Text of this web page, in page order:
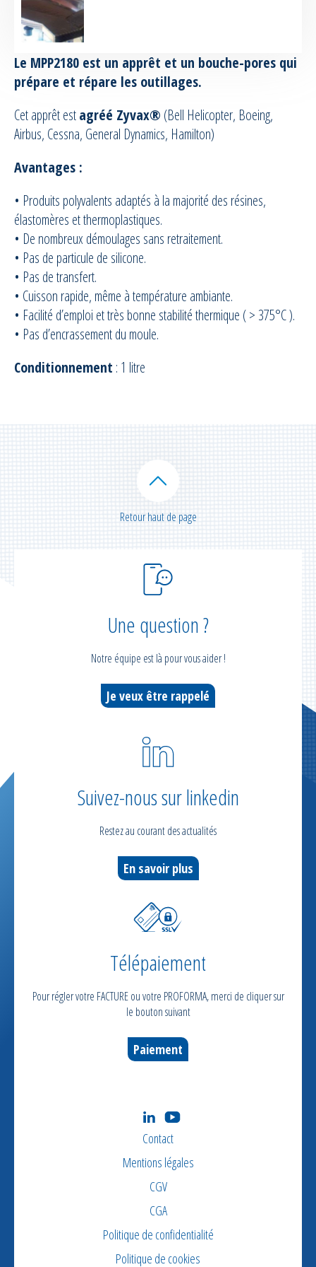
Equipement de pulvérisation silicone
Accessoires moules et machines de
pulvérisation
Equipement RTM & Infusion
Accessoires RTM
Equipement pour le vide
Tubes et Tuyaux
Confection / Kitting
Maintenance | Formation
Le MPP2180 est un apprêt et un bouche-pores qui
prépare et répare les outillages.
Cet apprêt estagréé Zyvax® (Bell Helicopter, Boeing,
Airbus, Cessna, General Dynamics, Hamilton)
Avantages :
• Produits polyvalents adaptés à la majorité des résines,
élastomères et thermoplastiques.
• De nombreux démoulages sans retraitement.
• Pas de particule de silicone.
• Pas de transfert.
• Cuisson rapide, même à température ambiante.
• Facilité d’emploi et très bonne stabilité thermique ( > 375°C ).
• Pas d’encrassement du moule.
Conditionnement : 1 litre
Une question ?
Notre équipe est là pour vous aider !
Je veux être rappelé
Suivez-nous sur linkedin
Restez au courant des actualités
En savoir plus
Télépaiement
Pour régler votre FACTURE ou votre PROFORMA, merci de cliquer sur
le bouton suivant
Paiement
Contact
Mentions légales
CGV
CGA
Politique de confidentialité
Politique de cookies
Retour haut de page